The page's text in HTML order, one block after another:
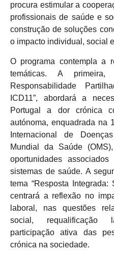
procura estimular a
profissionais de saúde e
construção de soluções
o impacto individual, social
O programa contempla a
temáticas. A primeira,
Responsabilidade
ICD11”, abordará a
Portugal a dor crónica
autónoma, enquadrada na
Internacional de
Mundial da Saúde
oportunidades
sistemas de saúde. A
tema “Resposta Integrada:
centrará a reflexão no
laboral, nas questões
social, requalificação
participação ativa das
crónica na sociedade.